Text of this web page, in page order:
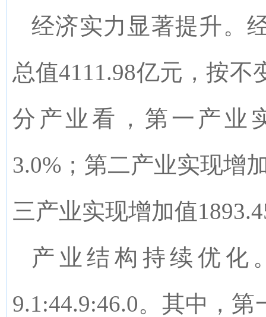
经济实力显著提升。
总值4111.98亿元，按不
分产业看，第一产业
3.0% ；第二产业实现增
三产业实现增加值
产业结构持续优化
9.1:44.9:46.0。其中，第